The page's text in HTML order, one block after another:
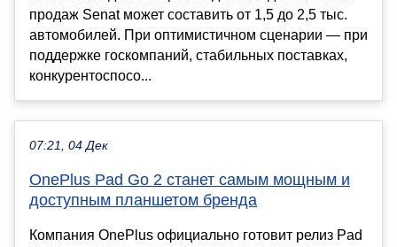
продаж Senat может составить от 1,5 до 2,5 тыс.
автомобилей. При оптимистичном сценарии — при
поддержке госкомпаний, стабильных поставках,
конкурентоспосо...
07:21, 04 Дек
OnePlus Pad Go 2 станет самым мощным и
доступным планшетом бренда
Компания OnePlus официально готовит релиз Pad